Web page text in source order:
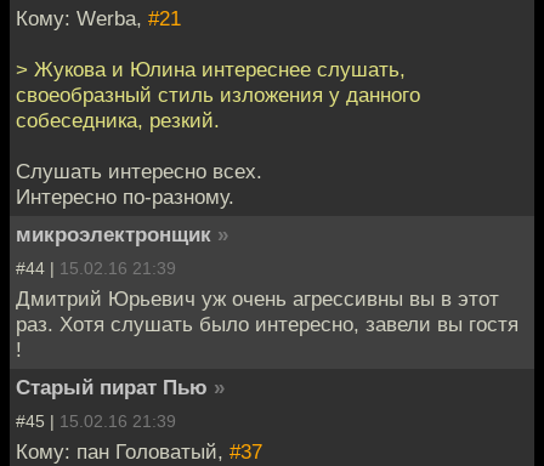
Кому: Werba, #21
> Жукова и Юлина интереснее слушать,
своеобразный стиль изложения у данного
собеседника, резкий.
Слушать интересно всех.
Интересно по-разному.
микроэлектронщик »
#44 | 15.02.16 21:39
Дмитрий Юрьевич уж очень агрессивны вы в этот
раз. Хотя слушать было интересно, завели вы гостя
!
Старый пират Пью »
#45 | 15.02.16 21:39
Кому: пан Головатый, #37